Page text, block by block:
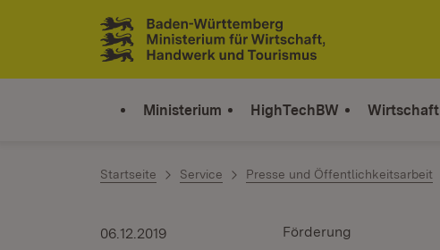
Zum Inhalt springen
Link zur Startseite
Ministerium HighTechBW Wirtschaft
Startseite Service Presse und Öffentlichkeitsarbeit
Förderung
06.12.2019